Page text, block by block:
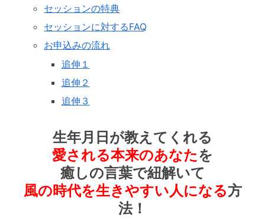
セッションの特典
セッションに対するFAQ
お申込みの流れ
追伸１
追伸２
追伸３
生年月日が教えてくれる
愛される本来のあなたを
癒しの言葉で紐解いて
風の時代を生きやすい人になる方
法！